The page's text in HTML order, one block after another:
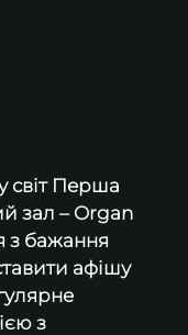
світ Перша
зал – Organ
з бажання
афішу
з